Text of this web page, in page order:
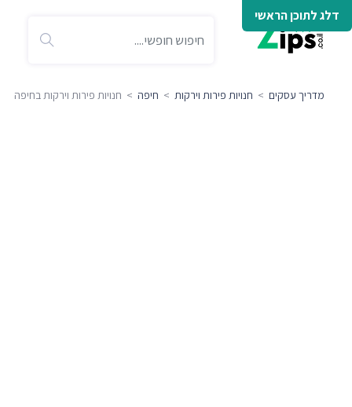
דלג לתוכן הראשי
מדריך עסקים > חנויות פירות וירקות > חיפה > חנויות פירות וירקות בחיפה